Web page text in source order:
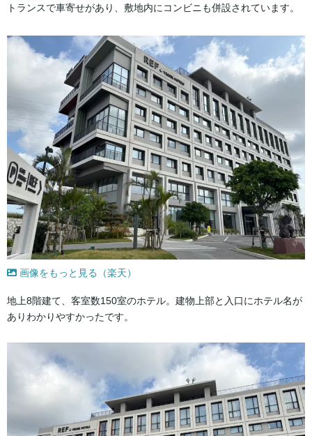
トランスで車寄せがあり、敷地内にコンビニも併設されています。
画像をもっと見る（楽天）
地上8階建て、客室数150室のホテル。建物上部と入口にホテル名が
ありわかりやすかったです。